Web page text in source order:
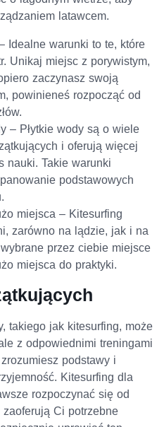
latawcem.
Idealne warunki to te, które
Unikaj miejsc z porywistym,
zaczynasz swoją
powinieneś rozpocząć od
– Płytkie wody są o wiele
i oferują więcej
nauki. Takie warunki
podstawowych
miejsca – Kitesurfing
zarówno na lądzie, jak i na
przez ciebie miejsce
miejsca do praktyki.
takiego jak kitesurfing, może
z odpowiednimi treningami
podstawy i
Kitesurfing dla
rozpoczynać się od
Ci potrzebne